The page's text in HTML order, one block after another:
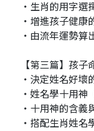
‧生肖的用字選
‧增進孩子健康
‧由流年運勢算
【第三篇】孩子
‧決定姓名好壞
‧姓名學十用神
‧十用神的含義
‧搭配生肖姓名